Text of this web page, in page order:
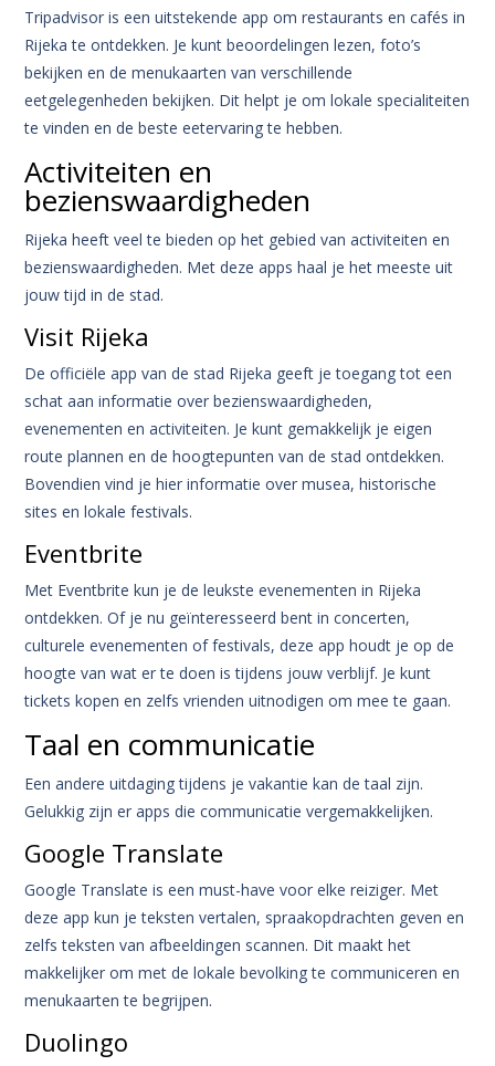
Tripadvisor is een uitstekende app om restaurants en cafés in
Rijeka te ontdekken. Je kunt beoordelingen lezen, foto’s
bekijken en de menukaarten van verschillende
eetgelegenheden bekijken. Dit helpt je om lokale specialiteiten
te vinden en de beste eetervaring te hebben.
Activiteiten en
bezienswaardigheden
Rijeka heeft veel te bieden op het gebied van activiteiten en
bezienswaardigheden. Met deze apps haal je het meeste uit
jouw tijd in de stad.
Visit Rijeka
De officiële app van de stad Rijeka geeft je toegang tot een
schat aan informatie over bezienswaardigheden,
evenementen en activiteiten. Je kunt gemakkelijk je eigen
route plannen en de hoogtepunten van de stad ontdekken.
Bovendien vind je hier informatie over musea, historische
sites en lokale festivals.
Eventbrite
Met Eventbrite kun je de leukste evenementen in Rijeka
ontdekken. Of je nu geïnteresseerd bent in concerten,
culturele evenementen of festivals, deze app houdt je op de
hoogte van wat er te doen is tijdens jouw verblijf. Je kunt
tickets kopen en zelfs vrienden uitnodigen om mee te gaan.
Taal en communicatie
Een andere uitdaging tijdens je vakantie kan de taal zijn.
Gelukkig zijn er apps die communicatie vergemakkelijken.
Google Translate
Google Translate is een must-have voor elke reiziger. Met
deze app kun je teksten vertalen, spraakopdrachten geven en
zelfs teksten van afbeeldingen scannen. Dit maakt het
makkelijker om met de lokale bevolking te communiceren en
menukaarten te begrijpen.
Duolingo